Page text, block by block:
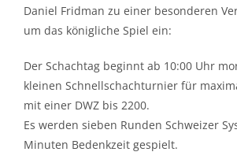
Daniel Fridman zu einer besonderen
um das königliche Spiel ein:
Der Schachtag beginnt ab 10:00 Uhr
kleinen Schnellschachturnier für
mit einer DWZ bis 2200.
Es werden sieben Runden Schweizer
Minuten Bedenkzeit gespielt.